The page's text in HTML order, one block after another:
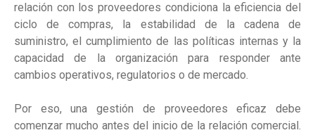
relación con los proveedores condiciona la eficiencia del
ciclo de compras, la estabilidad de la cadena de
suministro, el cumplimiento de las políticas internas y la
capacidad de la organización para responder ante
cambios operativos, regulatorios o de mercado.
Por eso, una gestión de proveedores eficaz debe
comenzar mucho antes del inicio de la relación comercial.